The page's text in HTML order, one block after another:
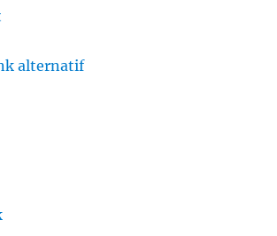
alternatif